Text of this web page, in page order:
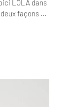
LOLA dans
façons ...